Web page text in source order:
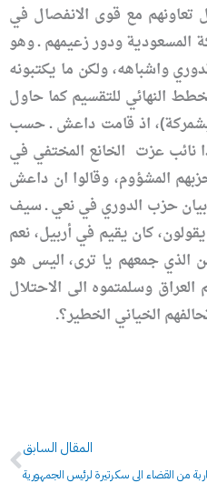
مع قوى الانفصال في
المسعودية ودور زعيمهم ـ وهو
واشباهه، ولكن ما يكتبونه
النهائي للتقسيم كما حاول
اذ قامت داعش ـ حسب
نائب عزت الخانع المختفي في
المشؤوم، وقالوا ان داعش
بيان حزب الدوري في نعي ـ سيف
كان يقيم في أربيل، نعم
الذي جمعهم يا ترى، اليس هو
وسلمتموه الى الاحتلال
الخياني الخطير؟.
Prev
المقال السابق
القضاء الى سكرتيرة لرئيس الجمهورية